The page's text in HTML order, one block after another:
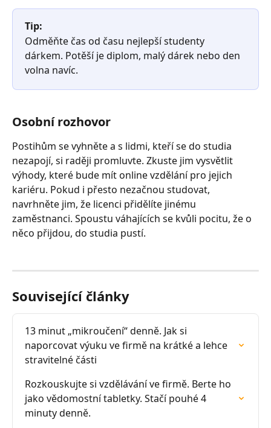
Tip:
Odměňte čas od času nejlepší studenty
dárkem. Potěší je diplom, malý dárek nebo den
volna navíc.
Osobní rozhovor
Postihům se vyhněte a s lidmi, kteří se do studia
nezapojí, si raději promluvte. Zkuste jim vysvětlit
výhody, které bude mít online vzdělání pro jejich
kariéru. Pokud i přesto nezačnou studovat,
navrhněte jim, že licenci přidělíte jinému
zaměstnanci. Spoustu váhajících se kvůli pocitu, že o
něco přijdou, do studia pustí.
Související články
13 minut „mikroučení“ denně. Jak si
naporcovat výuku ve firmě na krátké a lehce
stravitelné části
Rozkouskujte si vzdělávání ve firmě. Berte ho
jako vědomostní tabletky. Stačí pouhé 4
minuty denně.